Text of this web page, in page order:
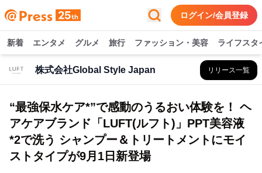
ログイン/会員登録
新着 エンタメ グルメ 旅行 ファッション・美容 ライフスタ
株式会社Global Style Japan リリース一覧
“最強保水ケア*”で感動のうるおい体験を！ ヘ
アケアブランド「LUFT(ルフト)」PPT美容液
*2で洗う シャンプー＆トリートメントにモイ
ストタイプが9月1日新登場